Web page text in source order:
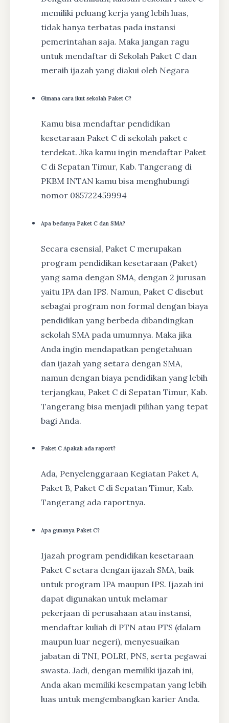
memiliki peluang kerja yang lebih luas,
tidak hanya terbatas pada instansi
pemerintahan saja. Maka jangan ragu
untuk mendaftar di Sekolah Paket C dan
meraih ijazah yang diakui oleh Negara
Gimana cara ikut sekolah Paket C?
Kamu bisa mendaftar pendidikan
kesetaraan Paket C di sekolah paket c
terdekat. Jika kamu ingin mendaftar Paket
C di Sepatan Timur, Kab. Tangerang di
PKBM INTAN kamu bisa menghubungi
nomor 085722459994
Apa bedanya Paket C dan SMA?
Secara esensial, Paket C merupakan
program pendidikan kesetaraan (Paket)
yang sama dengan SMA, dengan 2 jurusan
yaitu IPA dan IPS. Namun, Paket C disebut
sebagai program non formal dengan biaya
pendidikan yang berbeda dibandingkan
sekolah SMA pada umumnya. Maka jika
Anda ingin mendapatkan pengetahuan
dan ijazah yang setara dengan SMA,
namun dengan biaya pendidikan yang lebih
terjangkau, Paket C di Sepatan Timur, Kab.
Tangerang bisa menjadi pilihan yang tepat
bagi Anda.
Paket C Apakah ada raport?
Ada, Penyelenggaraan Kegiatan Paket A,
Paket B, Paket C di Sepatan Timur, Kab.
Tangerang ada raportnya.
Apa gunanya Paket C?
Ijazah program pendidikan kesetaraan
Paket C setara dengan ijazah SMA, baik
untuk program IPA maupun IPS. Ijazah ini
dapat digunakan untuk melamar
pekerjaan di perusahaan atau instansi,
mendaftar kuliah di PTN atau PTS (dalam
maupun luar negeri), menyesuaikan
jabatan di TNI, POLRI, PNS, serta pegawai
swasta. Jadi, dengan memiliki ijazah ini,
Anda akan memiliki kesempatan yang lebih
luas untuk mengembangkan karier Anda.